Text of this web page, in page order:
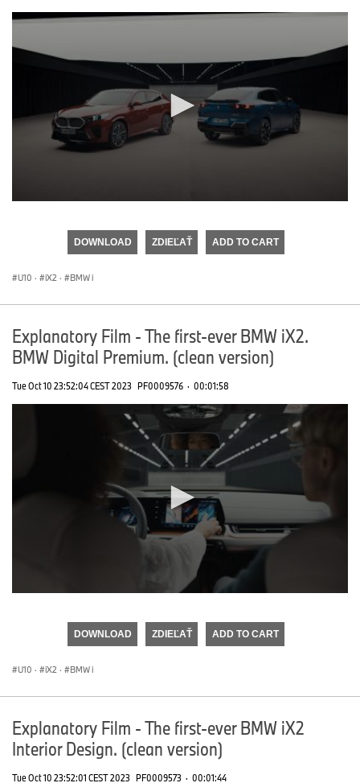
DOWNLOAD ZDIEĽAŤ ADD TO CART
U10 · iX2 · BMW i
Explanatory Film - The first-ever BMW iX2.
BMW Digital Premium. (clean version)
Tue Oct 10 23:52:04 CEST 2023 PF0009576 · 00:01:58
DOWNLOAD ZDIEĽAŤ ADD TO CART
U10 · iX2 · BMW i
Explanatory Film - The first-ever BMW iX2
Interior Design. (clean version)
Tue Oct 10 23:52:01 CEST 2023 PF0009573 · 00:01:44